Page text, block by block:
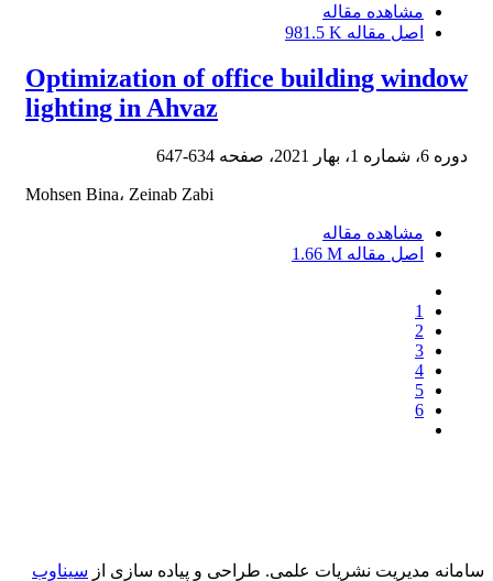
مشاهده مقاله
اصل مقاله 981.5 K
Optimization of office building window
lighting in Ahvaz
دوره 6، شماره 1، بهار 2021، صفحه 634-647
Mohsen Bina، Zeinab Zabi
مشاهده مقاله
اصل مقاله 1.66 M
1
2
3
4
5
6
سامانه مدیریت نشریات علمی. طراحی و پیاده سازی از سیناوب